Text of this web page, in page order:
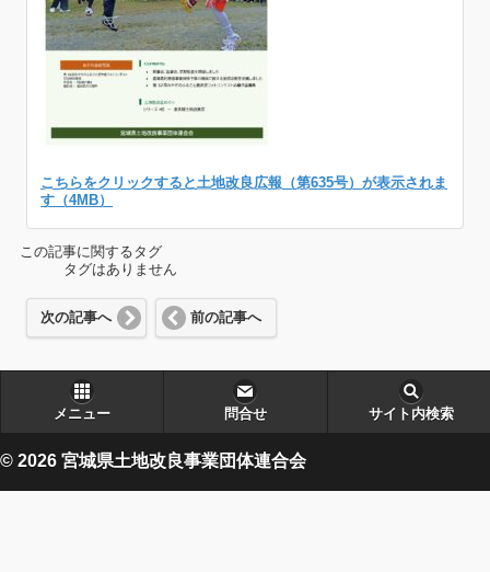
こちらをクリックすると土地改良広報（第635号）が表示されま
す（4MB）
この記事に関するタグ
タグはありません
次の記事へ 前の記事へ
メニュー 問合せ サイト内検索
© 2026 宮城県土地改良事業団体連合会